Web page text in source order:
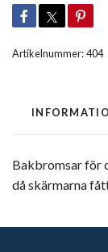
Artikelnummer:404
Bakbromsar för
då skärmarna